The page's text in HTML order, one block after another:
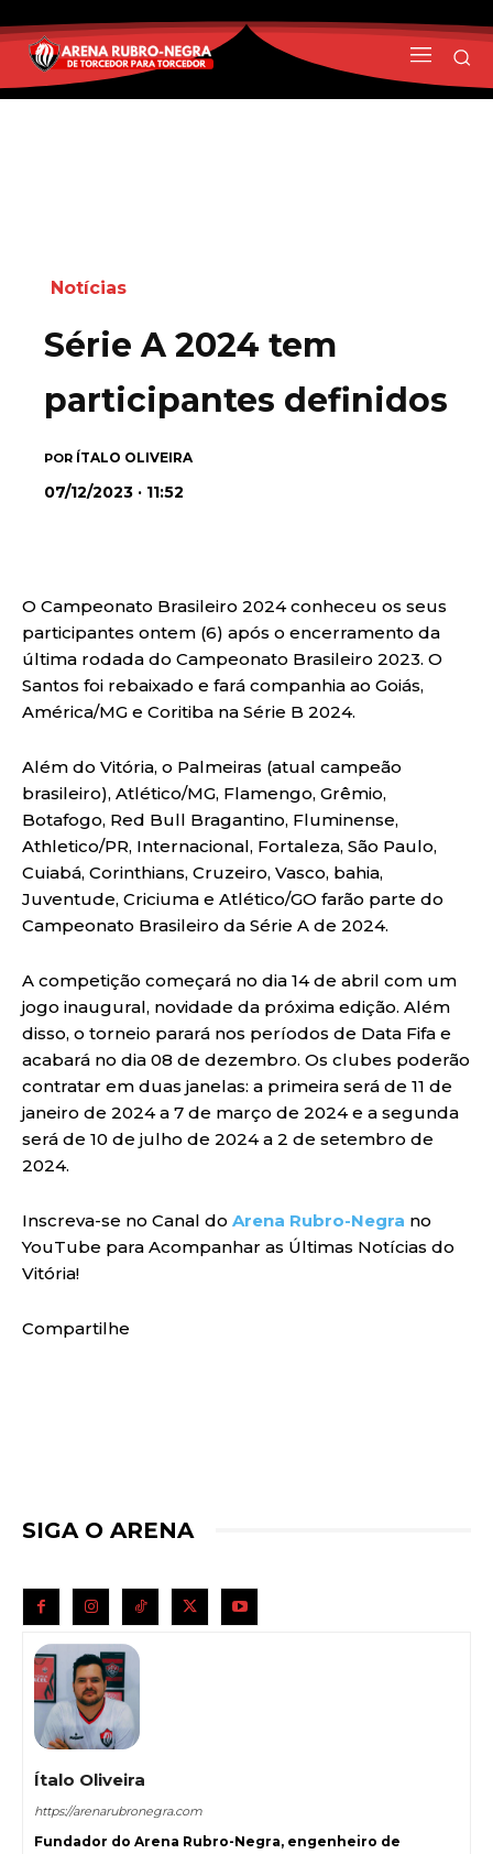
Notícias
Série A 2024 tem
participantes definidos
POR ÍTALO OLIVEIRA
07/12/2023 · 11:52
O Campeonato Brasileiro 2024 conheceu os seus
participantes ontem (6) após o encerramento da
última rodada do Campeonato Brasileiro 2023. O
Santos foi rebaixado e fará companhia ao Goiás,
América/MG e Coritiba na Série B 2024.
Além do Vitória, o Palmeiras (atual campeão
brasileiro), Atlético/MG, Flamengo, Grêmio,
Botafogo, Red Bull Bragantino, Fluminense,
Athletico/PR, Internacional, Fortaleza, São Paulo,
Cuiabá, Corinthians, Cruzeiro, Vasco, bahia,
Juventude, Criciuma e Atlético/GO farão parte do
Campeonato Brasileiro da Série A de 2024.
A competição começará no dia 14 de abril com um
jogo inaugural, novidade da próxima edição. Além
disso, o torneio parará nos períodos de Data Fifa e
acabará no dia 08 de dezembro. Os clubes poderão
contratar em duas janelas: a primeira será de 11 de
janeiro de 2024 a 7 de março de 2024 e a segunda
será de 10 de julho de 2024 a 2 de setembro de
2024.
Inscreva-se no Canal do Arena Rubro-Negra no
YouTube para Acompanhar as Últimas Notícias do
Vitória!
Compartilhe
SIGA O ARENA
Ítalo Oliveira
https://arenarubronegra.com
Fundador do Arena Rubro-Negra, engenheiro de